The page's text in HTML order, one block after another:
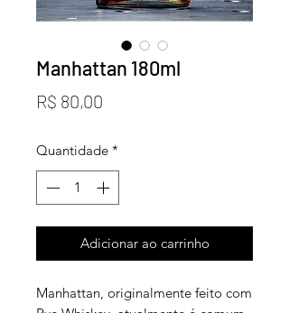
Manhattan 180ml
R$ 80,00
Quantidade *
Adicionar ao carrinho
Manhattan, originalmente feito com